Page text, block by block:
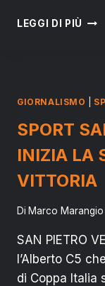
LEGGI DI PIÙ
UN
GIORNALISMO
SPORT
INIZIA LA
VITTORIA
Di Marco Marangio
SAN PIETRO
l’Alberto C5
di Coppa Italia